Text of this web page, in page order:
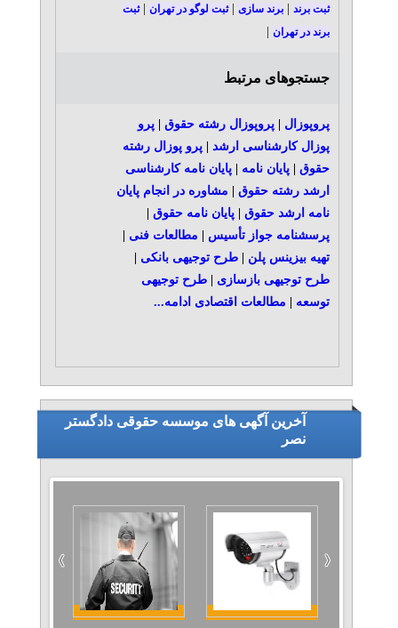
ثبت برند |برند سازی |ثبت لوگو در تهران |ثبت
برند در تهران
جستجوهای مرتبط
پروپوزال |پروپوزال رشته حقوق |پرو
پوزال کارشناسی ارشد |پرو پوزال رشته
حقوق |پایان نامه |پایان نامه کارشناسی
ارشد رشته حقوق
مشاوره در انجام پایان
نامه ارشد حقوق |پایان نامه حقوق
پرسشنامه جواز تأسیس
مطالعات فنی
تهیه بیزینس پلن |طرح توجیهی بانکی
طرح توجیهی بازسازی |طرح توجیهی
توسعه
مطالعات اقتصادی ادامه...
آخرین آگهی های موسسه حقوقی دادگستر
نصر